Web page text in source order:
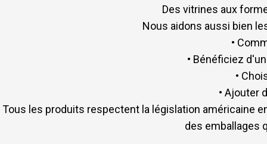
Des vitrines aux
Nous aidons aussi bien
•
• Bénéficiez
•
• Ajouter
Tous les produits respectent la législation américaine
des emballages